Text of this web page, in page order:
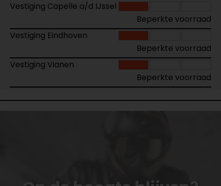
Vestiging Capelle a/d IJssel
Beperkte voorraad
Vestiging Eindhoven
Beperkte voorraad
Vestiging Vianen
Beperkte voorraad